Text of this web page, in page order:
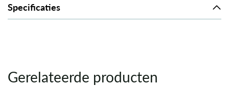
Specificaties
Gerelateerde producten